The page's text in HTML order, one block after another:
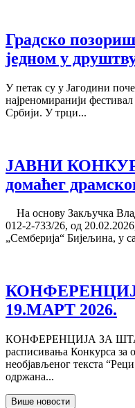
Градско
једном у
У петак су у Јагодини
најреномиранији
Србији. У трци...
ЈАВНИ КОНКУРС
домаћег
На основу Закључка
012-2-733/26, од
„Семберија“ Бијељина, у
19.МАРТ 2026.
КОНФЕРЕНЦИЈА ЗА
расписивања Конкурса за
необјављеног текста
одржана...
Више новости